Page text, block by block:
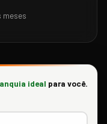
meses
ideal para você.